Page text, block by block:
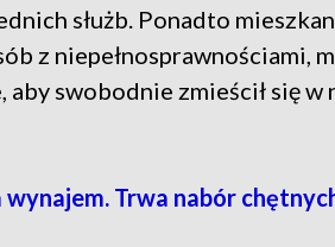
służb. Ponadto
z niepełnosprawnościami,
swobodnie zmieścił się w
Trwa nabór